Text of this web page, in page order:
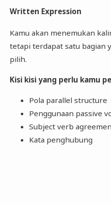
Written Expression
Kamu akan menemukan
tetapi terdapat satu bagian
pilih.
Kisi kisi yang perlu kamu
Pola parallel structure
Penggunaan passive
Subject verb
Kata penghubung